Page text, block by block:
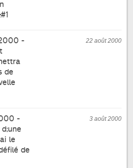
22 août 2000
-
de
3 août 2000
-
le
de